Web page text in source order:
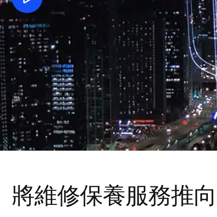
將維修保養服務推